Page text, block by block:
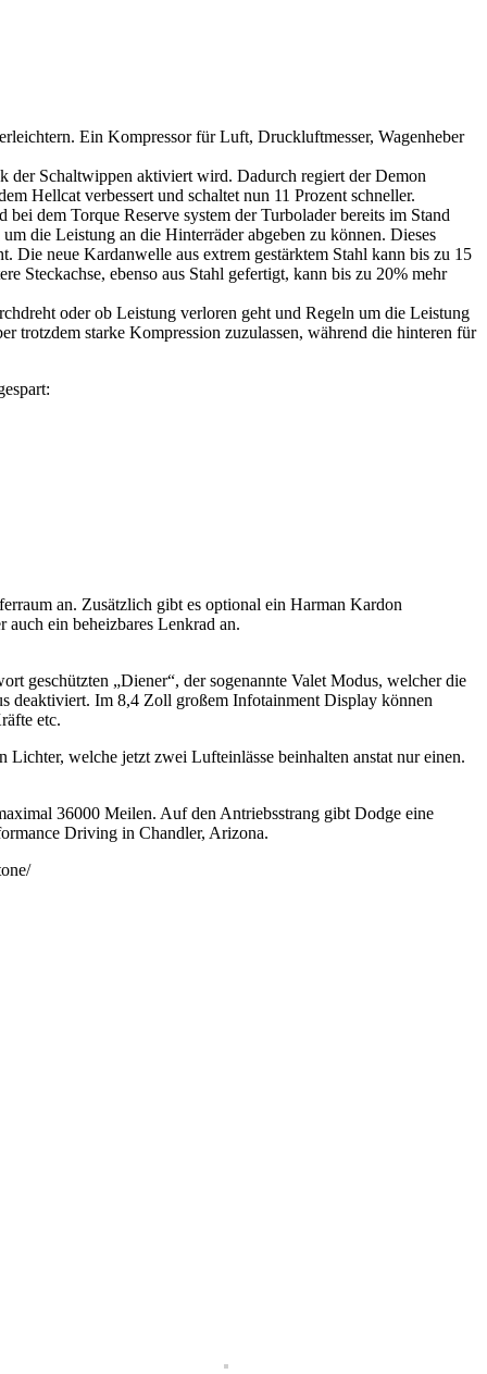
Ein Kompressor für Luft, Druckluftmesser, Wagenheber
der Schaltwippen aktiviert wird. Dadurch regiert der Demon
Hellcat verbessert und schaltet nun 11 Prozent schneller.
dem Torque Reserve system der Turbolader bereits im Stand
die Leistung an die Hinterräder abgeben zu können. Dieses
Die neue Kardanwelle aus extrem gestärktem Stahl kann bis zu 15
Steckachse, ebenso aus Stahl gefertigt, kann bis zu 20% mehr
oder ob Leistung verloren geht und Regeln um die Leistung
trotzdem starke Kompression zuzulassen, während die hinteren für
an. Zusätzlich gibt es optional ein Harman Kardon
ein beheizbares Lenkrad an.
geschützten „Diener“, der sogenannte Valet Modus, welcher die
deaktiviert. Im 8,4 Zoll großem Infotainment Display können
etc.
welche jetzt zwei Lufteinlässe beinhalten anstat nur einen.
36000 Meilen. Auf den Antriebsstrang gibt Dodge eine
Driving in Chandler, Arizona.